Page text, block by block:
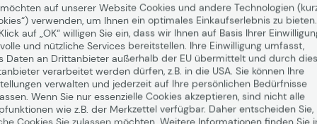
Gen 3
(16")
1-2
Lenovo ThinkPad L14 Gen 7
Intel® Core™ Ultra 5 325
Notebook 35,6 cm (14")
Auf Lager: Lieferung in 1-2
Werktagen
Intel®
Auf
auf unserer Website Cookies und andere Technologien
verwenden, um Ihnen ein optimales Einkaufserlebnis zu bieten.
auf „OK“ willigen Sie ein, dass wir Ihnen auf Basis Ihrer
und nützliche Services bereitstellen. Ihre Einwilligung umfasst,
Daten an Drittanbieter außerhalb der EU übermittelt und durch
verarbeitet werden dürfen, z.B. in die USA. Sie können Ihre
verwalten und jederzeit auf Ihre persönlichen Bedürfnisse
Wenn Sie nur essenzielle Cookies akzeptieren, sind nicht alle
wie z.B. der Merkzettel verfügbar. Daher entscheiden Sie,